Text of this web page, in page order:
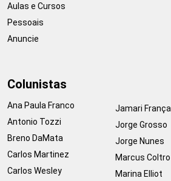
Aulas e Cursos
Pessoais
Anuncie
Colunistas
Ana Paula Franco
Antonio Tozzi
Breno DaMata
Carlos Martinez
Carlos Wesley
Jamari França
Jorge Grosso
Jorge Nunes
Marcus Coltro
Marina Elliot